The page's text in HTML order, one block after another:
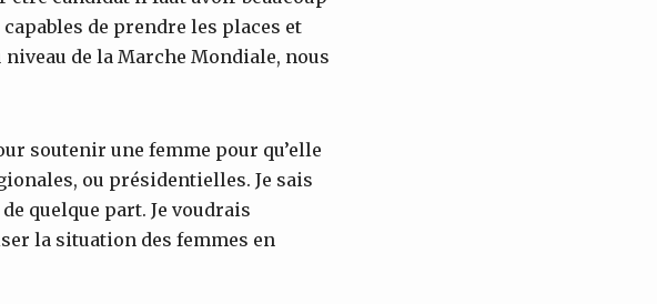
de prendre les places et
niveau de la Marche Mondiale, nous
soutenir une femme pour qu’elle
ou présidentielles. Je sais
quelque part. Je voudrais
la situation des femmes en